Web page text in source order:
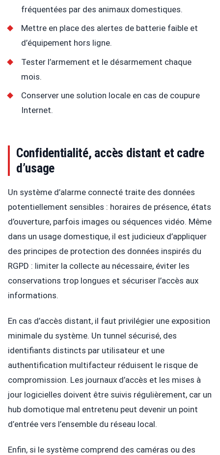
fréquentées par des animaux domestiques.
Mettre en place des alertes de batterie faible et
d’équipement hors ligne.
Tester l’armement et le désarmement chaque
mois.
Conserver une solution locale en cas de coupure
Internet.
Confidentialité, accès distant et cadre
d’usage
Un système d’alarme connecté traite des données
potentiellement sensibles : horaires de présence, états
d’ouverture, parfois images ou séquences vidéo. Même
dans un usage domestique, il est judicieux d’appliquer
des principes de protection des données inspirés du
RGPD : limiter la collecte au nécessaire, éviter les
conservations trop longues et sécuriser l’accès aux
informations.
En cas d’accès distant, il faut privilégier une exposition
minimale du système. Un tunnel sécurisé, des
identifiants distincts par utilisateur et une
authentification multifacteur réduisent le risque de
compromission. Les journaux d’accès et les mises à
jour logicielles doivent être suivis régulièrement, car un
hub domotique mal entretenu peut devenir un point
d’entrée vers l’ensemble du réseau local.
Enfin, si le système comprend des caméras ou des